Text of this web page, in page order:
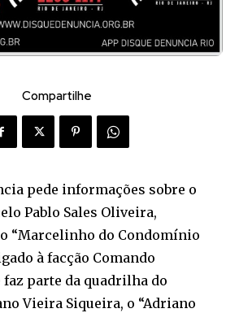
Compartilhe
pede informações sobre o
Pablo Sales Oliveira,
“Marcelinho do Condomínio
à facção Comando
faz parte da quadrilha do
Vieira Siqueira, o “Adriano